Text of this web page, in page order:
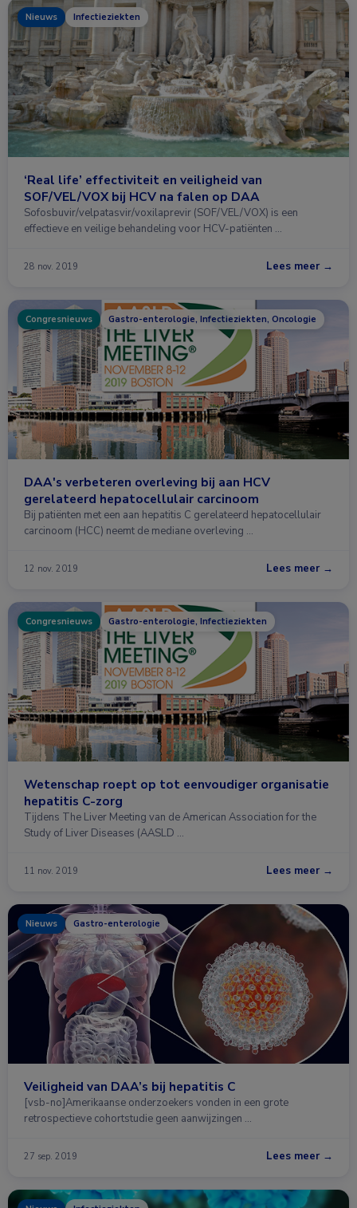
Nieuws Infectieziekten
‘Real life’ effectiviteit en veiligheid van
SOF/VEL/VOX bij HCV na falen op DAA
Sofosbuvir/velpatasvir/voxilaprevir (SOF/VEL/VOX) is een
effectieve en veilige behandeling voor HCV-patiënten …
28 nov. 2019 Lees meer →
Congresnieuws Gastro-enterologie, Infectieziekten, Oncologie
DAA's verbeteren overleving bij aan HCV
gerelateerd hepatocellulair carcinoom
Bij patiënten met een aan hepatitis C gerelateerd hepatocellulair
carcinoom (HCC) neemt de mediane overleving …
12 nov. 2019 Lees meer →
Congresnieuws Gastro-enterologie, Infectieziekten
Wetenschap roept op tot eenvoudiger organisatie
hepatitis C-zorg
Tijdens The Liver Meeting van de American Association for the
Study of Liver Diseases (AASLD …
11 nov. 2019 Lees meer →
Nieuws Gastro-enterologie
Veiligheid van DAA’s bij hepatitis C
[vsb-no]Amerikaanse onderzoekers vonden in een grote
retrospectieve cohortstudie geen aanwijzingen …
27 sep. 2019 Lees meer →